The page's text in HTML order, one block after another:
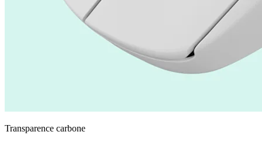
Transparence carbone